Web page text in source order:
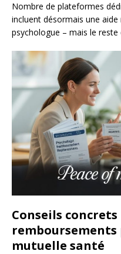
Nombre de plateformes
incluent désormais une
psychologue – mais le reste
Conseils
remboursements
mutuelle santé